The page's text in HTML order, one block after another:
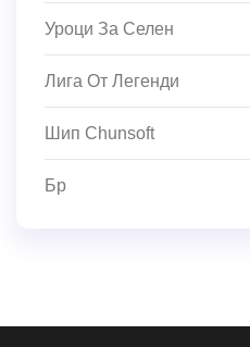
Уроци За Селен
Лига От Легенди
Шип Chunsoft
Бр